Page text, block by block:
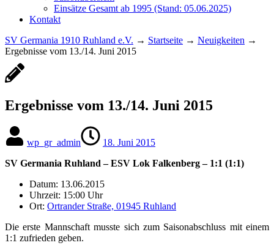
Einsätze Gesamt ab 1995 (Stand: 05.06.2025)
Kontakt
SV Germania 1910 Ruhland e.V. → Startseite → Neuigkeiten →
Ergebnisse vom 13./14. Juni 2015
Ergebnisse vom 13./14. Juni 2015
wp_gr_admin
18. Juni 2015
SV Germania Ruhland – ESV Lok Falkenberg – 1:1 (1:1)
Datum: 13.06.2015
Uhrzeit: 15:00 Uhr
Ort: Ortrander Straße, 01945 Ruhland
Die erste Mannschaft musste sich zum Saisonabschluss mit einem
1:1 zufrieden geben.